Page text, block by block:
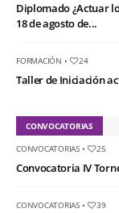
Diplomado ¿Actuar
18 de agosto de...
FORMACIÓN • 24
Taller de Iniciación
CONVOCATORIAS
CONVOCATORIAS• 25
Convocatoria IV
CONVOCATORIAS• 39